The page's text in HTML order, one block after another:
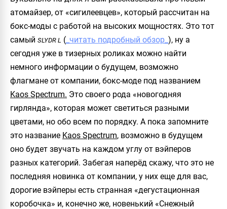
атомайзер, от «сигилеевцев», который рассчитан на
бокс-моды с работой на высоких мощностях. Это тот
самый SLYDR L ( _читать подробный обзор_ ), ну а
сегодня уже в тизерных роликах можно найти
немного информации о будущем, возможно
флагмане от компании, бокс-моде под названием
Kaos Spectrum. Это своего рода «новогодняя
гирлянда», которая может светиться разными
цветами, но обо всем по порядку. А пока запомните
это название Kaos Spectrum, возможно в будущем
оно будет звучать на каждом углу от вэйперов
разных категорий. Забегая наперёд скажу, что это не
последняя новинка от компании, у них еще для вас,
дорогие вэйперы есть странная «дегустационная
коробочка» и, конечно же, новенький «Снежный